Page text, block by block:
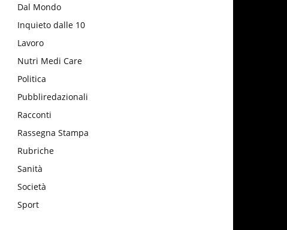
Dal Mondo
Inquieto dalle 10
Lavoro
Nutri Medi Care
Politica
Pubbliredazionali
Racconti
Rassegna Stampa
Rubriche
Sanità
Società
Sport